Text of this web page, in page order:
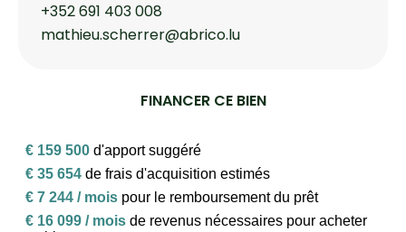
+352 691 403 008
mathieu.scherrer@abrico.lu
FINANCER CE BIEN